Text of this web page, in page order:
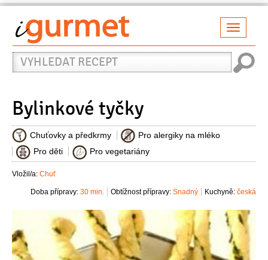
Vyhledat
recept
Bylinkové tyčky
Chuťovky a předkrmy
Pro alergiky na mléko
Pro děti
Pro vegetariány
Vložil/a: Chuť
Kuchyně: česká
Obtížnost přípravy: Snadný
Doba přípravy: 30 min.